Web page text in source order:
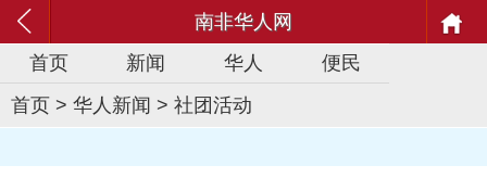
南非华人网
首页
新闻 华人
便民
首页 > 华人新闻 > 社团活动